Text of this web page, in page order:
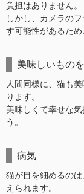
負担はありません。
しかし、カメラの
す可能性があるため
美味しいもの
人間同様に、猫も
ります。
美味しくて幸せな
う。
病気
猫が目を細めるの
えられます。